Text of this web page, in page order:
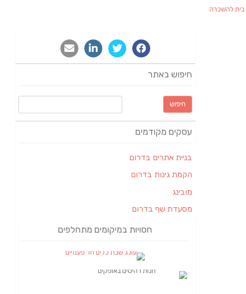
בית להשכרה
חיפוש באתר
חיפוש:
עסקים מקודמים
בניית אתרים בדרום
הקמת גינות בדרום
מובינג
מסעדת שף בדרום
חסויות במיקומים מתחלפים